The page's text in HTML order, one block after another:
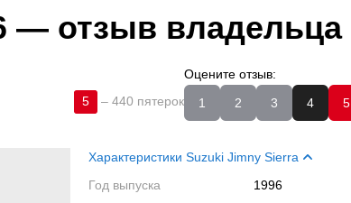
— отзыв владельца
5 – 440 пятерок
Оцените отзыв:
1
2 3 4 5
Характеристики Suzuki Jimny Sierra
Год выпуска
1996